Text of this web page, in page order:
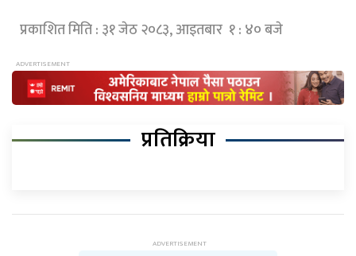
प्रकाशित मिति : ३१ जेठ २०८३, आइतबार १ : ४० बजे
प्रतिक्रिया